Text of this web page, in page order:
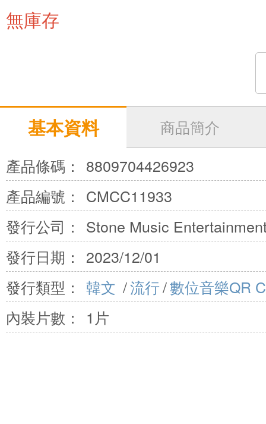
無庫存
基本資料
商品簡介
產品條碼：
8809704426923
產品編號：
CMCC11933
發行公司：
Stone Music
發行日期：
2023/12/01
發行類型： 韓文 /流行/數位音樂QR
內裝片數：
1片